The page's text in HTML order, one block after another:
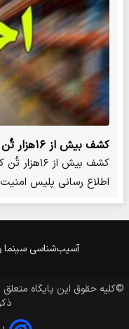
کشف بیش از ۱۶هزار تُن کالای اساسی احتکاری در ۴ عملیات
اطلاع رسانی پلیس
آسیب‌شناسی سینما
©کلیه حقوق این پایگاه متعلق